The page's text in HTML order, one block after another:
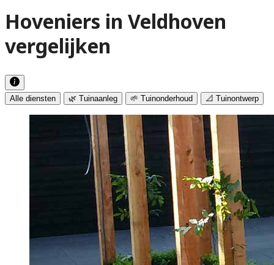
Hoveniers in Veldhoven
vergelijken
Alle diensten 🌿 Tuinaanleg 🌱 Tuinonderhoud 📐 Tuinontwerp